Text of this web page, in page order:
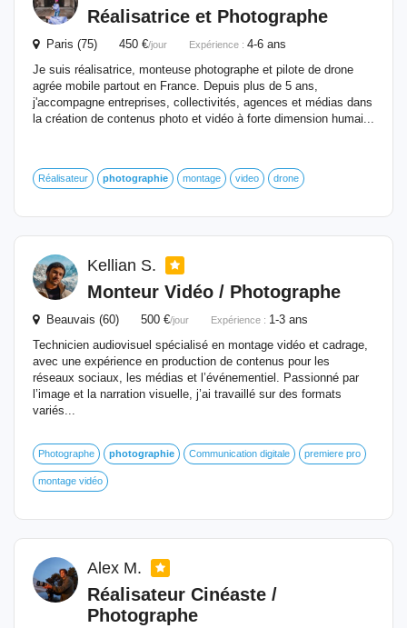
Réalisatrice et Photographe
Paris (75) 450 €/jour Expérience : 4-6 ans
Je suis réalisatrice, monteuse photographe et pilote de drone
agrée mobile partout en France. Depuis plus de 5 ans,
j'accompagne entreprises, collectivités, agences et médias dans
la création de contenus photo et vidéo à forte dimension humai...
Réalisateur photographie montage video drone
Kellian S.
Monteur Vidéo / Photographe
Beauvais (60) 500 €/jour Expérience : 1-3 ans
Technicien audiovisuel spécialisé en montage vidéo et cadrage,
avec une expérience en production de contenus pour les
réseaux sociaux, les médias et l’événementiel. Passionné par
l’image et la narration visuelle, j’ai travaillé sur des formats
variés...
Photographe photographie Communication digitale premiere pro
montage vidéo
Alex M.
Réalisateur Cinéaste /
Photographe